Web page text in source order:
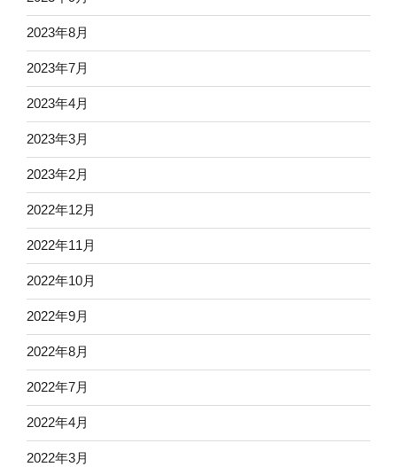
2023年8月
2023年7月
2023年4月
2023年3月
2023年2月
2022年12月
2022年11月
2022年10月
2022年9月
2022年8月
2022年7月
2022年4月
2022年3月